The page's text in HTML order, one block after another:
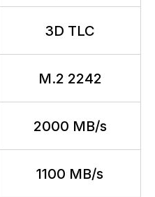
3D TLC
M.2 2242
2000 MB/s
1100 MB/s